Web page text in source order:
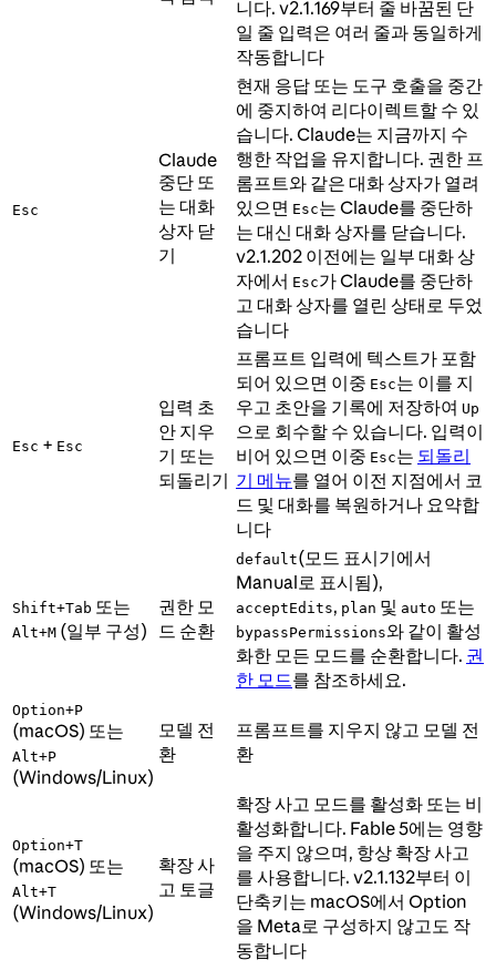
니다. v2.1.169부터 줄 바꿈된 단
일 줄 입력은 여러 줄과 동일하게
작동합니다
Esc
Claude
중단 또
는 대화
상자 닫
기
현재 응답 또는 도구 호출을 중간
에 중지하여 리다이렉트할 수 있
습니다. Claude는 지금까지 수
행한 작업을 유지합니다. 권한 프
롬프트와 같은 대화 상자가 열려
있으면 Esc는 Claude를 중단하
는 대신 대화 상자를 닫습니다.
v2.1.202 이전에는 일부 대화 상
자에서 Esc가 Claude를 중단하
고 대화 상자를 열린 상태로 두었
습니다
Esc + Esc
입력 초
안 지우
기 또는
되돌리기
프롬프트 입력에 텍스트가 포함
되어 있으면 이중 Esc는 이를 지
우고 초안을 기록에 저장하여 Up
으로 회수할 수 있습니다. 입력이
비어 있으면 이중 Esc는 되돌리
기 메뉴를 열어 이전 지점에서 코
드 및 대화를 복원하거나 요약합
니다
Shift+Tab 또는
Alt+M (일부 구성)
권한 모
드 순환
default(모드 표시기에서
Manual로 표시됨),
acceptEdits, plan 및 auto 또는
bypassPermissions와 같이 활성
화한 모든 모드를 순환합니다. 권
한 모드를 참조하세요.
Option+P
(macOS) 또는
Alt+P
(Windows/Linux)
모델 전
환
프롬프트를 지우지 않고 모델 전
환
Option+T
(macOS) 또는
Alt+T
(Windows/Linux)
확장 사
고 토글
확장 사고 모드를 활성화 또는 비
활성화합니다. Fable 5에는 영향
을 주지 않으며, 항상 확장 사고
를 사용합니다. v2.1.132부터 이
단축키는 macOS에서 Option
을 Meta로 구성하지 않고도 작
동합니다